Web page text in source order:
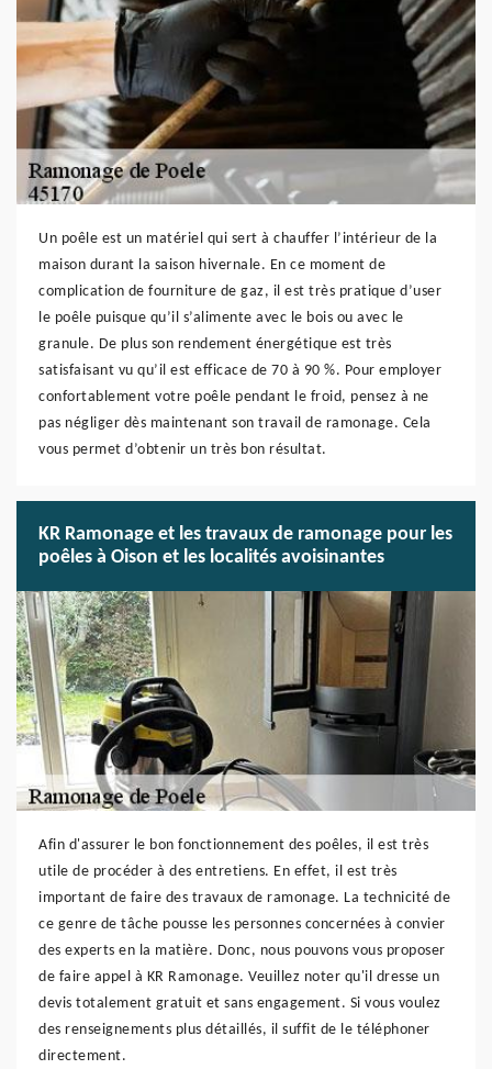
Un poêle est un matériel qui sert à chauffer l’intérieur de la
maison durant la saison hivernale. En ce moment de
complication de fourniture de gaz, il est très pratique d’user
le poêle puisque qu’il s’alimente avec le bois ou avec le
granule. De plus son rendement énergétique est très
satisfaisant vu qu’il est efficace de 70 à 90 %. Pour employer
confortablement votre poêle pendant le froid, pensez à ne
pas négliger dès maintenant son travail de ramonage. Cela
vous permet d’obtenir un très bon résultat.
KR Ramonage et les travaux de ramonage pour les
poêles à Oison et les localités avoisinantes
Afin d'assurer le bon fonctionnement des poêles, il est très
utile de procéder à des entretiens. En effet, il est très
important de faire des travaux de ramonage. La technicité de
ce genre de tâche pousse les personnes concernées à convier
des experts en la matière. Donc, nous pouvons vous proposer
de faire appel à KR Ramonage. Veuillez noter qu'il dresse un
devis totalement gratuit et sans engagement. Si vous voulez
des renseignements plus détaillés, il suffit de le téléphoner
directement.